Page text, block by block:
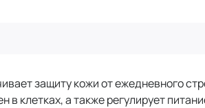
защиту кожи от ежедневного
клетках, а также регулирует